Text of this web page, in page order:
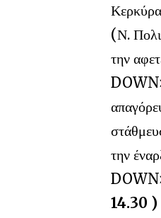
(Ν.
την
την
14.30 )